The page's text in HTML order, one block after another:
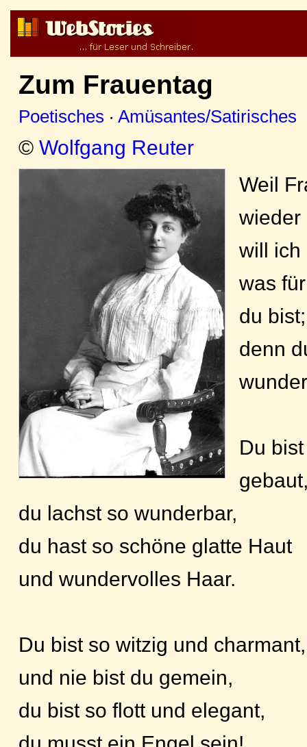
Zum Frauentag
Poetisches · Amüsantes/Satirisches
© Wolfgang Reuter
Weil
wieder
will ich
was
du bist;
denn
Du
du lachst so wunderbar,
du hast so schöne glatte Haut
und wundervolles Haar.
Du bist so witzig und charmant,
und nie bist du gemein,
du bist so flott und elegant,